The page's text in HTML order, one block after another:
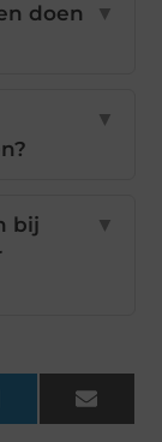
doen
▼
▼
bij
▼
LinkedInEmail